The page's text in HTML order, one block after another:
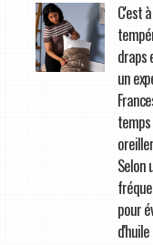
C'est
draps
un
Selon
pour